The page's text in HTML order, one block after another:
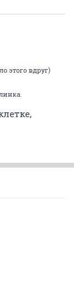
этого вдруг)